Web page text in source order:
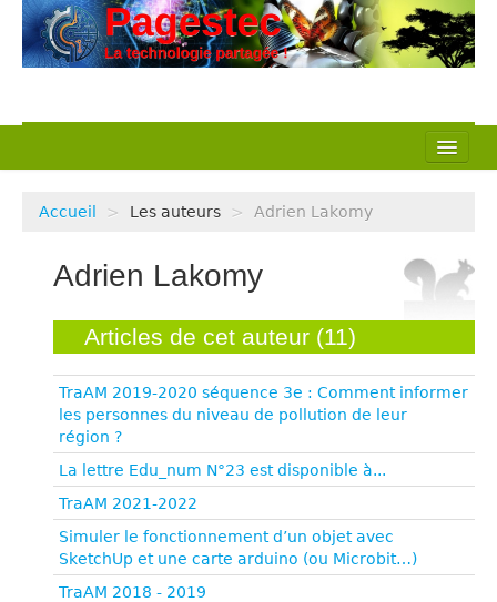
Notre métier
Pédagogie
Ressources
Veille Techno
Accueil > Les auteurs > Adrien Lakomy
Adrien Lakomy
Articles de cet auteur (11)
TraAM 2019-2020 séquence 3e : Comment informer
les personnes du niveau de pollution de leur
région ?
La lettre Edu_num N°23 est disponible à...
TraAM 2021-2022
Simuler le fonctionnement d’un objet avec
SketchUp et une carte arduino (ou Microbit…)
TraAM 2018 - 2019